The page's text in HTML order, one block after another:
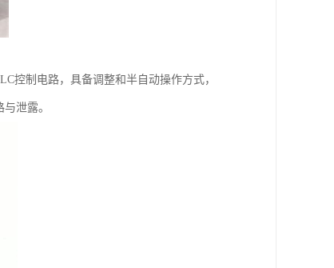
控制电路，具备调整和半自动操作方式，
泄露。